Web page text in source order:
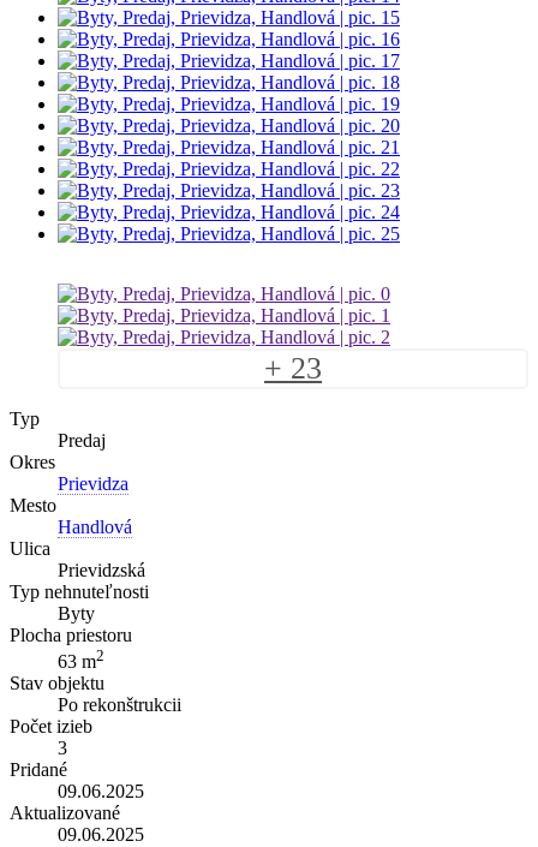
+ 23
Typ
Predaj
Okres
Prievidza
Mesto
Handlová
Ulica
Prievidzská
Typ nehnuteľnosti
Byty
Plocha priestoru
63 m2
Stav objektu
Po rekonštrukcii
Počet izieb
3
Pridané
09.06.2025
Aktualizované
09.06.2025